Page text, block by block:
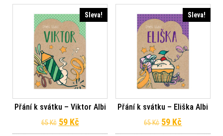
Sleva!
Přání k svátku – Viktor Albi
65Kč Původní cena byla: 65 Kč.
59 KčAktuální cena je: 59 Kč.
Sleva!
Přání k svátku – Eliška Albi
65Kč Původní cena
59 Kč